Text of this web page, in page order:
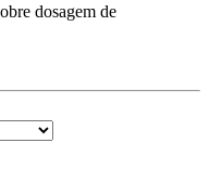
dosagem de